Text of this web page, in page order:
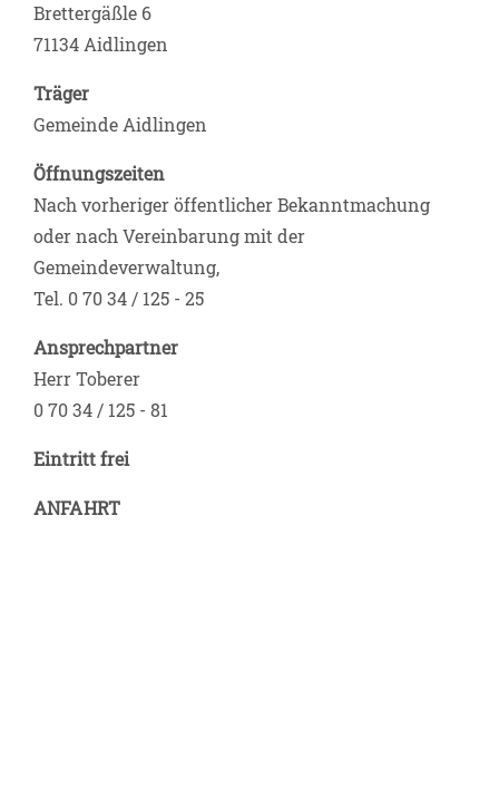
Brettergäßle 6
71134 Aidlingen
Träger
Gemeinde Aidlingen
Öffnungszeiten
Nach vorheriger öffentlicher Bekanntmachung
oder nach Vereinbarung mit der
Gemeindeverwaltung,
Tel. 0 70 34 / 125 - 25
Ansprechpartner
Herr Toberer
0 70 34 / 125 - 81
Eintritt frei
ANFAHRT